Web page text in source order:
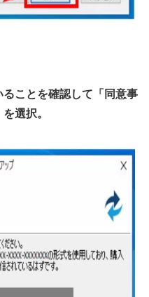
ことを確認して「同意事
選択。